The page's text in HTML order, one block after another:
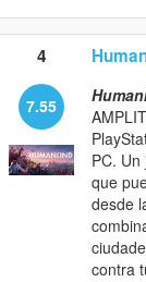
4
7.55
PC.
que
desde
contra